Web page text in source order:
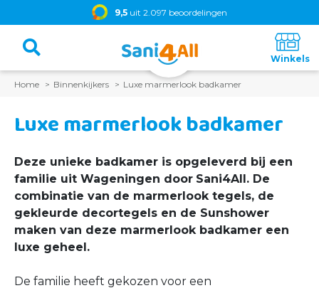
9,5 uit 2.097 beoordelingen
Home Binnenkijkers Luxe marmerlook badkamer
Luxe marmerlook badkamer
Deze unieke badkamer is opgeleverd bij een
familie uit Wageningen door Sani4All. De
combinatie van de marmerlook tegels, de
gekleurde decortegels en de Sunshower
maken van deze marmerlook badkamer een
luxe geheel.
De familie heeft gekozen voor een